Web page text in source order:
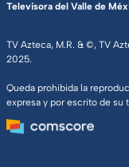
TV Azteca, M.R. & ©, TV
2025.
Queda prohibida la
expresa y por escrito de su
Televisora del Valle de